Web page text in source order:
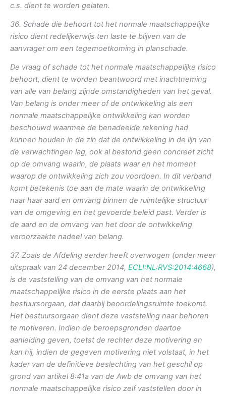
c.s. dient te worden gelaten.
36. Schade die behoort tot het normale maatschappelijke
risico dient redelijkerwijs ten laste te blijven van de
aanvrager om een tegemoetkoming in planschade.
De vraag of schade tot het normale maatschappelijke risico
behoort, dient te worden beantwoord met inachtneming
van alle van belang zijnde omstandigheden van het geval.
Van belang is onder meer of de ontwikkeling als een
normale maatschappelijke ontwikkeling kan worden
beschouwd waarmee de benadeelde rekening had
kunnen houden in de zin dat de ontwikkeling in de lijn van
de verwachtingen lag, ook al bestond geen concreet zicht
op de omvang waarin, de plaats waar en het moment
waarop de ontwikkeling zich zou voordoen. In dit verband
komt betekenis toe aan de mate waarin de ontwikkeling
naar haar aard en omvang binnen de ruimtelijke structuur
van de omgeving en het gevoerde beleid past. Verder is
de aard en de omvang van het door de ontwikkeling
veroorzaakte nadeel van belang.
37. Zoals de Afdeling eerder heeft overwogen (onder meer
uitspraak van 24 december 2014, ECLI:NL:RVS:2014:4668),
is de vaststelling van de omvang van het normale
maatschappelijke risico in de eerste plaats aan het
bestuursorgaan, dat daarbij beoordelingsruimte toekomt.
Het bestuursorgaan dient deze vaststelling naar behoren
te motiveren. Indien de beroepsgronden daartoe
aanleiding geven, toetst de rechter deze motivering en
kan hij, indien de gegeven motivering niet volstaat, in het
kader van de definitieve beslechting van het geschil op
grond van artikel 8:41a van de Awb de omvang van het
normale maatschappelijke risico zelf vaststellen door in